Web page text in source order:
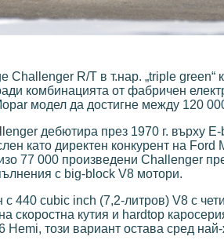
Challenger R/T в т.нар. „triple
комбинацията от фабричен
модел да достигне между 120
дебютира през 1970 г. върху
като директен конкурент на
77 000 произведени Challenger
с big-block V8 мотори.
с 440 cubic inch (7,2-литров) V8 с
скоростна кутия и hardtop
Hemi, този вариант остава сред